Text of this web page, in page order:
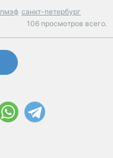
пмэф санкт-петербург
106 просмотров всего.